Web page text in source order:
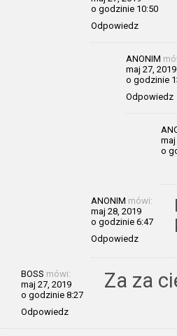
o godzinie 10:50
Odpowiedz
ANONIM
maj 27, 2019
o godzinie
Odpowiedz
maj
o
ANONIM mówi:
maj 28, 2019
o godzinie 6:47
Odpowiedz
BOSS mówi:
maj 27, 2019
o godzinie 8:27
Odpowiedz
Za za